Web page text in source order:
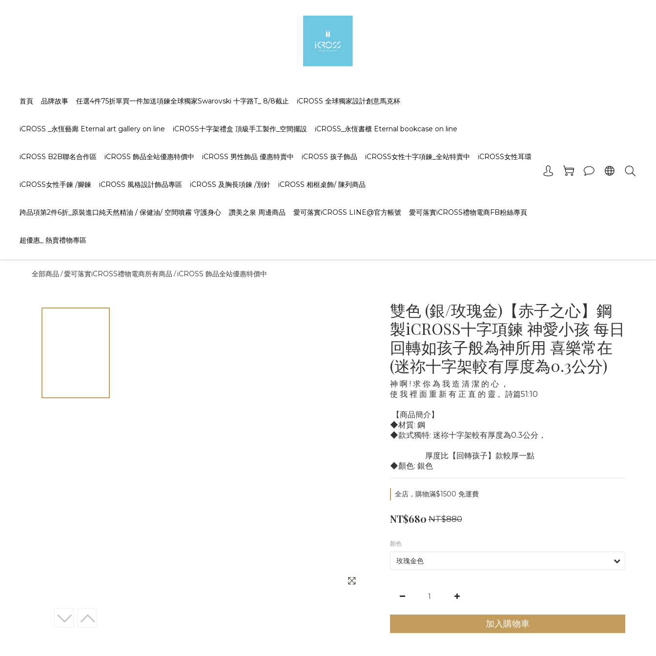
首頁 品牌故事 任選4件75折單買一件加送項鍊全球獨家Swarovski 十字路T_ 8/8截止 iCROSS 全球獨家設計創意馬克杯
iCROSS _永恆藝廊 Eternal art gallery on line iCROSS十字架禮盒 頂級手工製作_空間擺設 iCROSS_永恆書櫃 Eternal bookcase on line
iCROSS B2B聯名合作區 iCROSS 飾品全站優惠特價中 iCROSS 男性飾品 優惠特賣中 iCROSS 孩子飾品 iCROSS女性十字項鍊_全站特賣中 iCROSS女性耳環
iCROSS女性手鍊 /腳鍊 iCROSS 風格設計飾品專區 iCROSS 及胸長項鍊 /別針 iCROSS 相框桌飾/ 陳列商品
跨品項第2件6折_原裝進口純天然精油 / 保健油/ 空間噴霧 守護身心 讚美之泉 周邊商品 愛可落實iCROSS LINE@官方帳號 愛可落實iCROSS禮物電商FB粉絲專頁
超優惠_ 熱賣禮物專區
全部商品 /愛可落實iCROSS禮物電商所有商品 /iCROSS 飾品全站優惠特價中
雙色 (銀/玫瑰金)【赤子之心】鋼
製iCROSS十字項鍊 神愛小孩 每日
回轉如孩子般為神所用 喜樂常在
(迷祢十字架較有厚度為0.3公分)
神 啊 ! 求 你 為 我 造 清 潔 的 心 ，
使 我 裡 面 重 新 有 正 直 的 靈 。詩篇51:10
【商品簡介】
◆材質: 鋼
◆款式獨特: 迷祢十字架較有厚度為0.3公分，
                  厚度比【回轉孩子】款較厚一點
◆顏色: 銀色
全店，購物滿$1500 免運費
NT$680 NT$880
顏色
加入購物車